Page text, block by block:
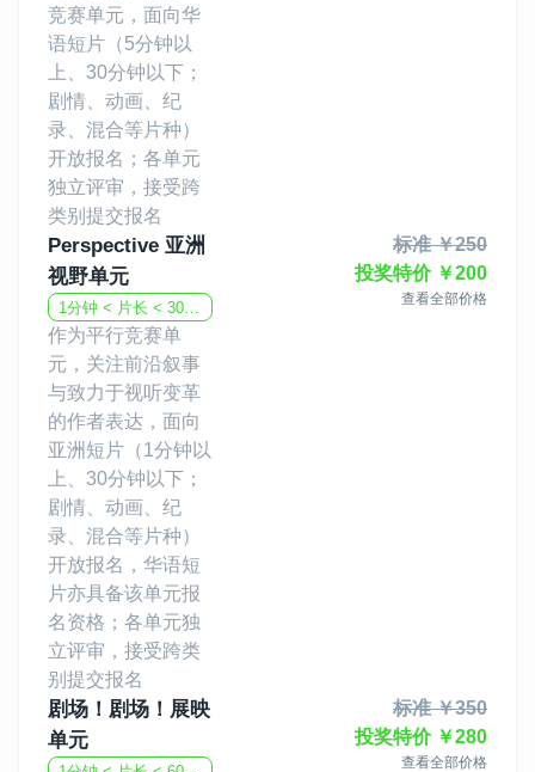
竞赛单元，面向华
语短片（5分钟以
上、30分钟以下；
剧情、动画、纪
录、混合等片种）
开放报名；各单元
独立评审，接受跨
类别提交报名
Perspective 亚洲
视野单元
作为平行竞赛单
元，关注前沿叙事
与致力于视听变革
的作者表达，面向
亚洲短片（1分钟以
上、30分钟以下；
剧情、动画、纪
录、混合等片种）
开放报名，华语短
片亦具备该单元报
名资格；各单元独
立评审，接受跨类
别提交报名
标准￥250
投奖特价￥200
查看全部价格
剧场！剧场！展映
单元
标准￥350
投奖特价￥280
查看全部价格